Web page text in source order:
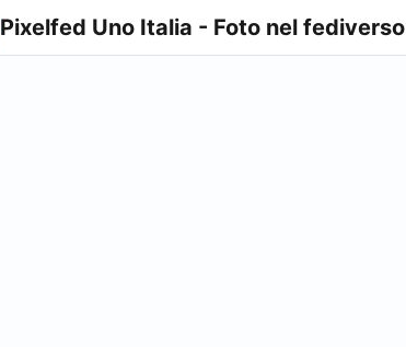
Pixelfed Uno Italia - Foto nel fediverso